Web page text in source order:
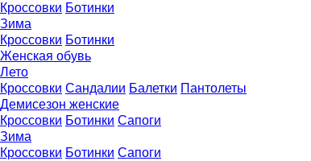
Кроссовки Ботинки
Зима
Кроссовки Ботинки
Женская обувь
Лето
Кроссовки Сандалии Балетки Пантолеты
Демисезон женские
Кроссовки Бoтинки Сапоги
Зима
Кроссовки Ботинки Сапоги